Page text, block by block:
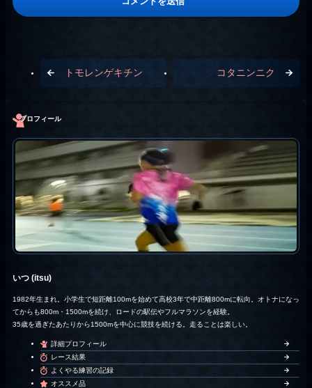
トモレンゲキチン コタニンニク
プロフィール
いつ (itsu)
1982年生まれ。小学生で短距離100mを始めて高校3年で中距離800mに転向。オトナになっ
てからも800m・1500mを続け、ロードの駅伝やフルマラソンを経験。
35歳を過ぎたあたりから1500mを中心に競技を続ける。走ることは楽しい。
詳細プロフィール
レース結果
よくやる練習の記録
オススメ品